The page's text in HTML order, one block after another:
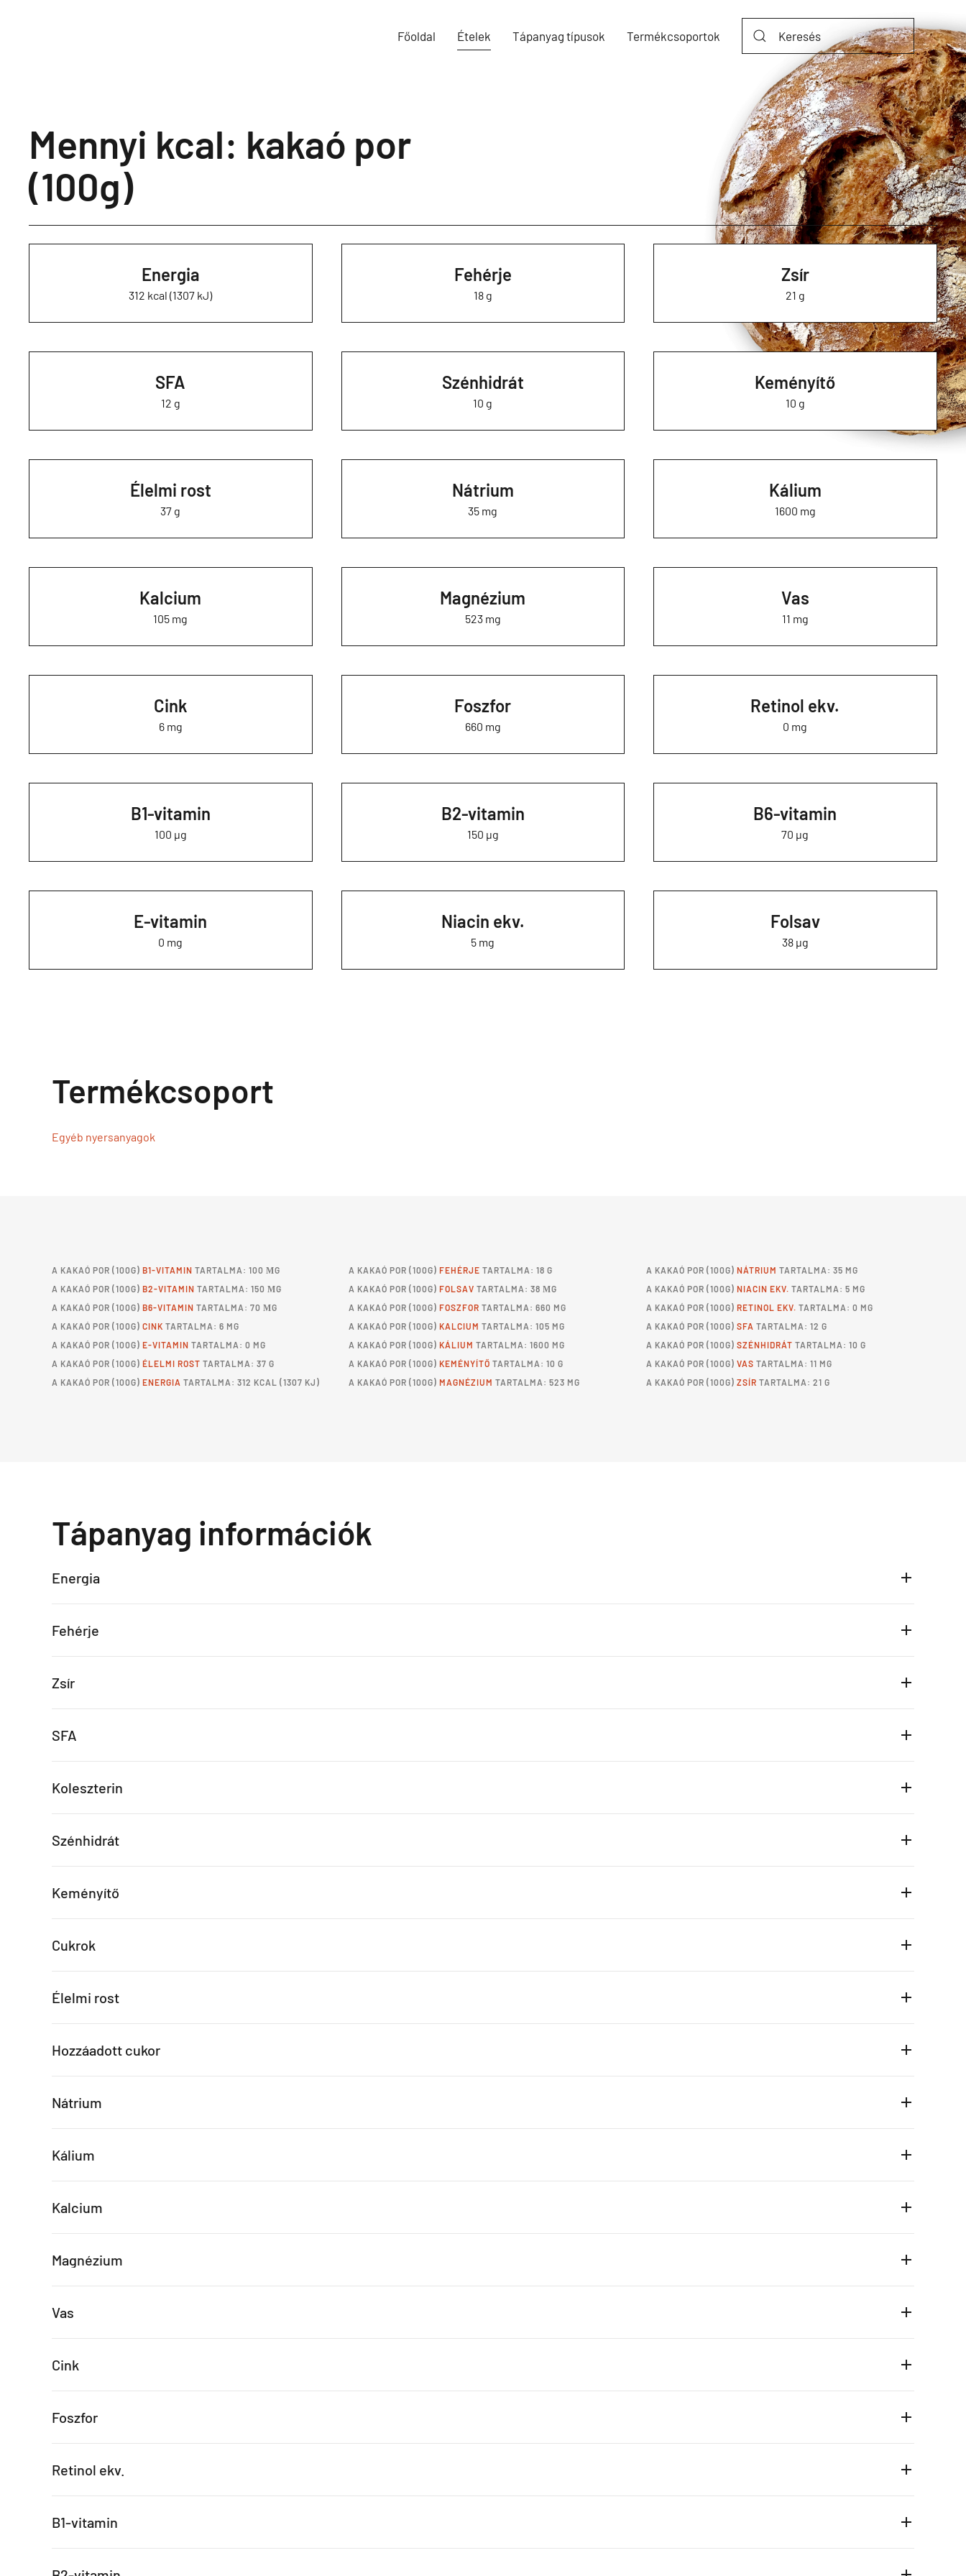
Főoldal Ételek Tápanyag típusok Termékcsoportok
Mennyi kcal: kakaó por
(100g)
Energia
312 kcal (1307 kJ)
Fehérje
18 g
Zsír
21 g
SFA
12 g
Szénhidrát
10 g
Keményítő
10 g
Élelmi rost
37 g
Nátrium
35 mg
Kálium
1600 mg
Kalcium
105 mg
Magnézium
523 mg
Vas
11 mg
Cink
6 mg
Foszfor
660 mg
Retinol ekv.
0 mg
B1-vitamin
100 µg
B2-vitamin
150 µg
B6-vitamin
70 µg
E-vitamin
0 mg
Niacin ekv.
5 mg
Folsav
38 µg
Termékcsoport
Egyéb nyersanyagok
A KAKAÓ POR (100G) B1-VITAMIN TARTALMA: 100 ΜG
A KAKAÓ POR (100G) B2-VITAMIN TARTALMA: 150 ΜG
A KAKAÓ POR (100G) B6-VITAMIN TARTALMA: 70 ΜG
A KAKAÓ POR (100G) CINK TARTALMA: 6 MG
A KAKAÓ POR (100G) E-VITAMIN TARTALMA: 0 MG
A KAKAÓ POR (100G) ÉLELMI ROST TARTALMA: 37 G
A KAKAÓ POR (100G) ENERGIA TARTALMA: 312 KCAL (1307 KJ)
A KAKAÓ POR (100G)FEHÉRJE TARTALMA: 18 G
A KAKAÓ POR (100G)FOLSAV TARTALMA: 38 ΜG
A KAKAÓ POR (100G)FOSZFOR TARTALMA: 660 MG
A KAKAÓ POR (100G)KALCIUM TARTALMA: 105 MG
A KAKAÓ POR (100G)KÁLIUM TARTALMA: 1600 MG
A KAKAÓ POR (100G)KEMÉNYÍTŐ TARTALMA: 10 G
A KAKAÓ POR (100G)MAGNÉZIUM TARTALMA: 523 MG
A KAKAÓ POR (100G) NÁTRIUM TARTALMA: 35 MG
A KAKAÓ POR (100G) NIACIN EKV. TARTALMA: 5 MG
A KAKAÓ POR (100G) RETINOL EKV. TARTALMA: 0 MG
A KAKAÓ POR (100G) SFA TARTALMA: 12 G
A KAKAÓ POR (100G) SZÉNHIDRÁT TARTALMA: 10 G
A KAKAÓ POR (100G) VAS TARTALMA: 11 MG
A KAKAÓ POR (100G) ZSÍR TARTALMA: 21 G
Tápanyag információk
Energia
Fehérje
Zsír
SFA
Koleszterin
Szénhidrát
Keményítő
Cukrok
Élelmi rost
Hozzáadott cukor
Nátrium
Kálium
Kalcium
Magnézium
Vas
Cink
Foszfor
Retinol ekv.
B1-vitamin